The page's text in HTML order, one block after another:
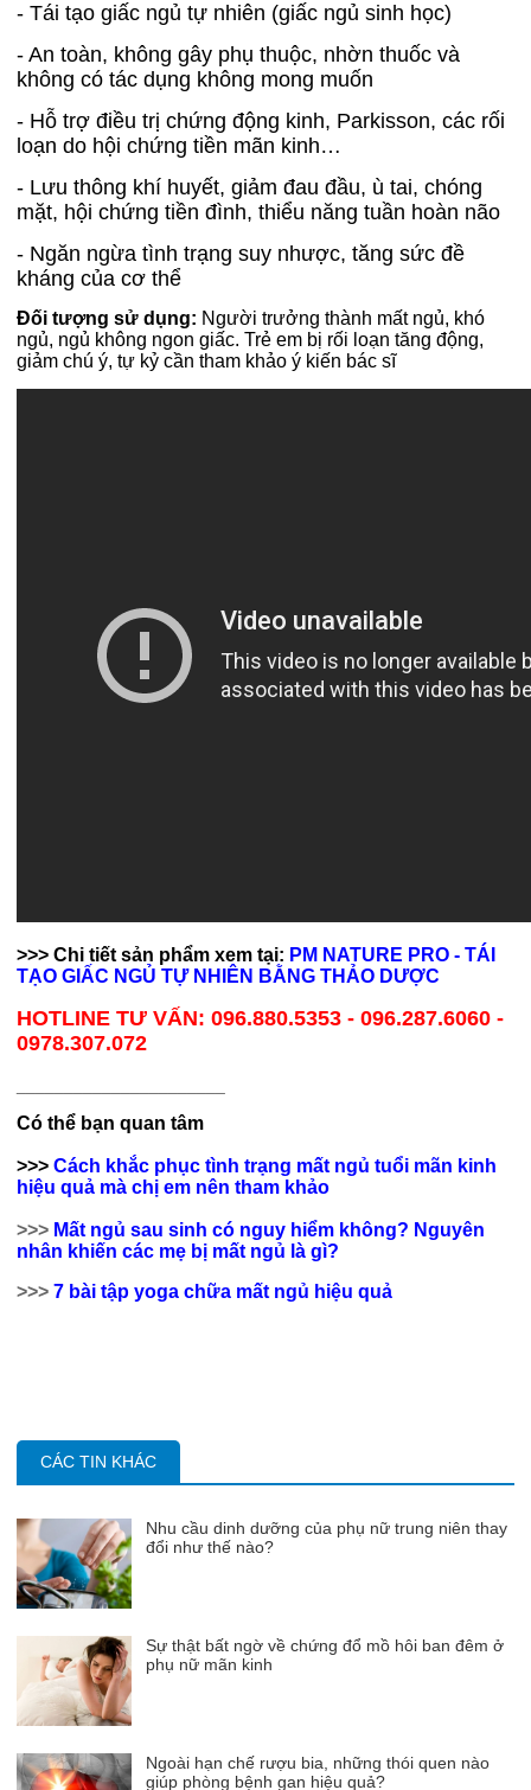
- Tái tạo giấc ngủ tự nhiên (giấc ngủ sinh học)
- An toàn, không gây phụ thuộc, nhờn thuốc và
không có tác dụng không mong muốn
- Hỗ trợ điều trị chứng động kinh, Parkisson, các rối
loạn do hội chứng tiền mãn kinh…
- Lưu thông khí huyết, giảm đau đầu, ù tai, chóng
mặt, hội chứng tiền đình, thiểu năng tuần hoàn não
- Ngăn ngừa tình trạng suy nhược, tăng sức đề
kháng của cơ thể
Đối tượng sử dụng: Người trưởng thành mất ngủ, khó
ngủ, ngủ không ngon giấc. Trẻ em bị rối loạn tăng động,
giảm chú ý, tự kỷ cần tham khảo ý kiến bác sĩ
>>> Chi tiết sản phẩm xem tại: PM NATURE PRO - TÁI
TẠO GIẤC NGỦ TỰ NHIÊN BẰNG THẢO DƯỢC
HOTLINE TƯ VẤN: 096.880.5353 - 096.287.6060 -
0978.307.072
Có thể bạn quan tâm
>>> Cách khắc phục tình trạng mất ngủ tuổi mãn kinh
hiệu quả mà chị em nên tham khảo
>>> Mất ngủ sau sinh có nguy hiểm không? Nguyên
nhân khiến các mẹ bị mất ngủ là gì?
>>> 7 bài tập yoga chữa mất ngủ hiệu quả
CÁC TIN KHÁC
Nhu cầu dinh dưỡng của phụ nữ trung niên thay
đổi như thế nào?
Sự thật bất ngờ về chứng đổ mồ hôi ban đêm ở
phụ nữ mãn kinh
Ngoài hạn chế rượu bia, những thói quen nào
giúp phòng bệnh gan hiệu quả?